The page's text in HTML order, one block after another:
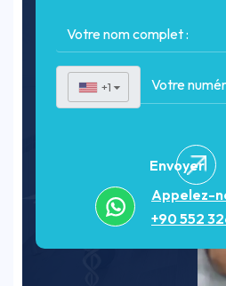
+1 ▼
Envoyer
Appelez-
+90 552